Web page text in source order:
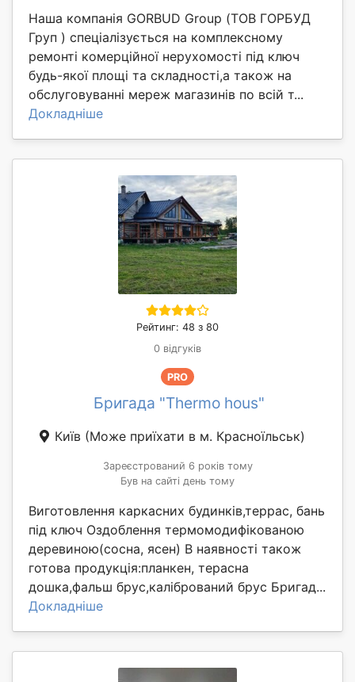
Наша компанія GORBUD Group (ТОВ ГОРБУД
Груп ) спеціалізується на комплексному
ремонті комерційної нерухомості під ключ
будь-якої площі та складності,а також на
обслуговуванні мереж магазинів по всій т...
Докладніше
Рейтинг: 48 з 80
0 відгуків
PRO
Бригада "Thermo hous"
Київ (Може приїхати в м. Красноїльськ)
Зареєстрований 6 років тому
Був на сайті день тому
Виготовлення каркасних будинків,террас, бань
під ключ Оздоблення термомодифікованою
деревиною(сосна, ясен) В наявності також
готова продукція:планкен, терасна
дошка,фальш брус,калібрований брус Бригад...
Докладніше